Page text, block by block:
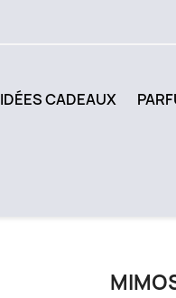
IDÉES CADEAUX